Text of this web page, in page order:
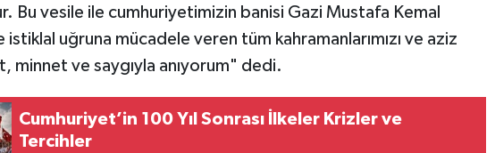
Bu vesile ile cumhuriyetimizin banisi Gazi Mustafa Kemal
uğruna mücadele veren tüm kahramanlarımızı ve aziz
minnet ve saygıyla anıyorum" dedi.
Cumhuriyet’in 100 Yıl Sonrası İlkeler Krizler ve
Tercihler